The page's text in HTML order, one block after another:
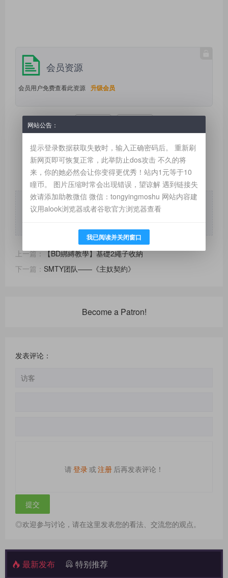
会员资源
会员用户免费查看此资源 升级会员
版权声明：本文为 “SM瞳影新游记——国际站” 原创文章，转载请附
上原文出处链接及本声明；
上一篇：【BD綁縛教學】基礎2繩子收納
下一篇： SMTY团队——《主奴契約》
Become a Patron!
发表评论：
请登录或 注册 后再发表评论！
◎欢迎参与讨论，请在这里发表您的看法、交流您的观点。
最新发布 特别推荐
网站公告：
提示登录数据获取失败时，输入正确密码后。 重新刷
新网页即可恢复正常，此举防止dos攻击 不久的将
来，你的她必然会让你变得更优秀！站内1元等于10
瞳币。 图片压缩时常会出现错误，望谅解 遇到链接失
效请添加助教微信 微信：tongyingmoshu 网站内容建
议用alook浏览器或者谷歌官方浏览器查看
我已阅读并关闭窗口